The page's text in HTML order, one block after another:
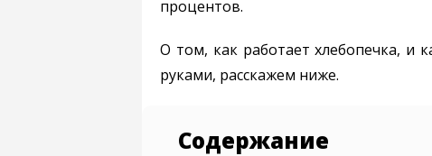
процентов.
О том, как работает хлебопечка, и
руками, расскажем ниже.
Содержание